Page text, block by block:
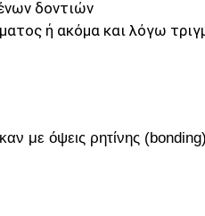
δοντιών
ή ακόμα και λόγω
με όψεις ρητίνης